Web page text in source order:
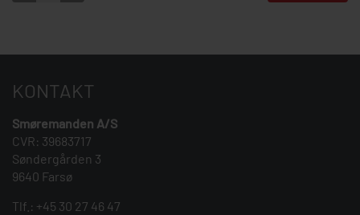
KONTAKT
Smøremanden A/S
CVR: 39683717
Søndergården 3
9640 Farsø
Tlf.: +45 30 27 46 47